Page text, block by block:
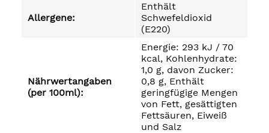
Allergene:
Enthält
Schwefeldioxid
(E220)
Nährwertangaben
(per 100ml):
Energie: 293 kJ / 70
kcal, Kohlenhydrate:
1,0 g, davon Zucker:
0,8 g, Enthält
geringfügige Mengen
von Fett, gesättigten
Fettsäuren, Eiweiß
und Salz